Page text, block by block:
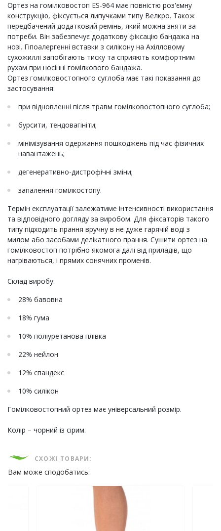
Ортез на гомілковостоп ES-964 має повністю роз'ємну
конструкцію, фіксується липучками типу Велкро. Також
передбачений додатковий ремінь, який можна зняти за
потреби. Він забезпечує додаткову фіксацію бандажа на
нозі. Гіпоалергенні вставки з силікону на Ахілловому
сухожиллі запобігають тиску та сприяють комфортним
рухам при носінні гомілкового бандажа.
Ортез гомілковостопного суглоба має такі показання до
застосування:
при відновленні після травм гомілковостопного суглоба;
бурсити, тендовагініти;
мінімізування одержання пошкоджень під час фізичних
навантажень;
дегенеративно-дистрофічні зміни;
запалення гомілкостопу.
Термін експлуатації залежатиме інтенсивності використання
та відповідного догляду за виробом. Для фіксаторів такого
типу підходить прання вручну в не дуже гарячій воді з
милом або засобами делікатного прання. Сушити ортез на
гомілковостоп потрібно якомога далі від приладів, що
нагріваються, і прямих сонячних променів.
Склад виробу:
28% бавовна
18% гума
10% поліуретанова плівка
22% нейлон
12% спандекс
10% силікон
Гомілковостопний ортез має універсальний розмір.
Колір – чорний із сірим.
СХОЖІ ТОВАРИ:
Вам може сподобатись: